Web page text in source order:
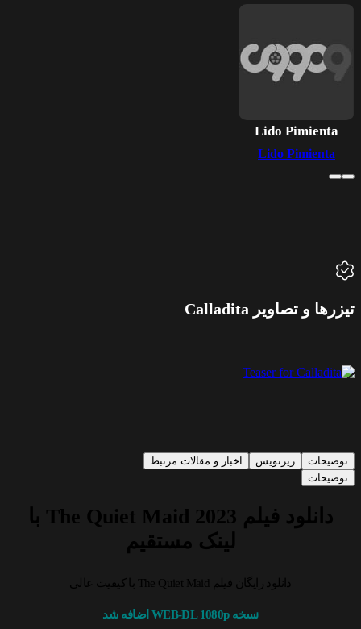
Lido Pimienta
Lido Pimienta
تیزرها و تصاویر Calladita
توضیحات زیرنویس
اخبار و مقالات مرتبط
توضیحات
دانلود فیلم The Quiet Maid 2023 با
لینک مستقیم
دانلود رایگان فیلم The Quiet Maid با کیفیت عالی
نسخه WEB-DL 1080p اضافه شد